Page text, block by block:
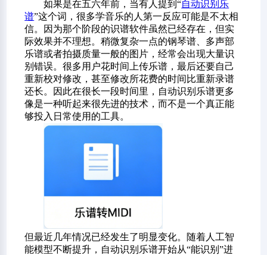
如果是在五六年前，当有人提到“自动识别乐
谱”这个词，很多学音乐的人第一反应可能是不太相
信。因为那个阶段的识谱软件虽然已经存在，但实
际效果并不理想。稍微复杂一点的钢琴谱、多声部
乐谱或者拍摄质量一般的图片，经常会出现大量识
别错误。很多用户花时间上传乐谱，最后还要自己
重新校对修改，甚至修改所花费的时间比重新录谱
还长。因此在很长一段时间里，自动识别乐谱更多
像是一种听起来很先进的技术，而不是一个真正能
够投入日常使用的工具。
但最近几年情况已经发生了明显变化。随着人工智
能模型不断提升，自动识别乐谱开始从“能识别”进